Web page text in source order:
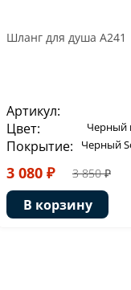
Шланг для душа A241
Артикул:
Цвет:
Черный
Покрытие: Черный
3 080 ₽ 3 850 ₽
В корзину